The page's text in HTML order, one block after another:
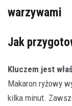
warzywami
Jak
Kluczem jest
Makaron ryżowy
kilka minut.